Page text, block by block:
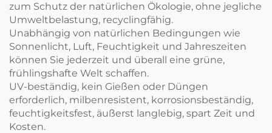
zum Schutz der natürlichen Ökologie, ohne jegliche
Umweltbelastung, recyclingfähig.
Unabhängig von natürlichen Bedingungen wie
Sonnenlicht, Luft, Feuchtigkeit und Jahreszeiten
können Sie jederzeit und überall eine grüne,
frühlingshafte Welt schaffen.
UV-beständig, kein Gießen oder Düngen
erforderlich, milbenresistent, korrosionsbeständig,
feuchtigkeitsfest, äußerst langlebig, spart Zeit und
Kosten.